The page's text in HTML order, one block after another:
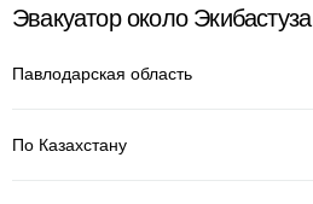
Эвакуатор около Экибастуза
Павлодарская область
По Казахстану